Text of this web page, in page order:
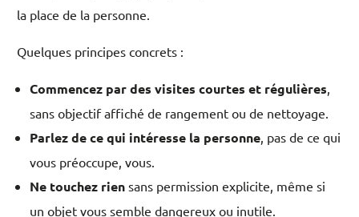
la place de la personne.
Quelques principes concrets :
Commencez par des visites courtes et régulières,
sans objectif affiché de rangement ou de nettoyage.
Parlez de ce qui intéresse la personne, pas de ce qui
vous préoccupe, vous.
Ne touchez rien sans permission explicite, même si
un objet vous semble dangereux ou inutile.